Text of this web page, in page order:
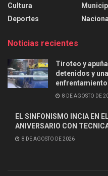
Cultura
Deportes
Nacional
Noticias recientes
Tiroteo y
detenidos y
enfrentamiento
8 DE AGOSTO DE
EL SINFONISMO INCIA EN
ANIVERSARIO CON
8 DE AGOSTO DE 2026